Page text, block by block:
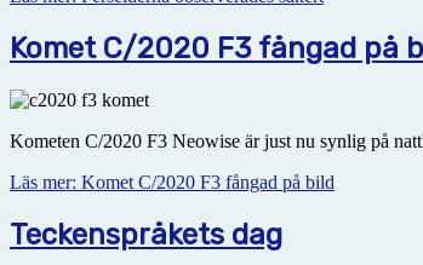
Komet C/2020 F3 fångad på
Kometen C/2020 F3 Neowise är just nu synlig på
Läs mer: Komet C/2020 F3 fångad på bild
Teckenspråkets dag